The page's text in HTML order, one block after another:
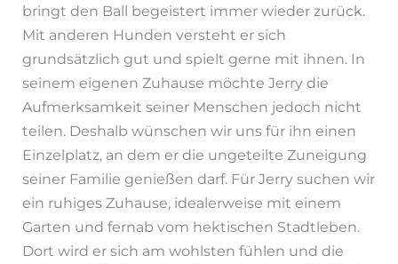
bringt den Ball begeistert immer wieder zurück.
Mit anderen Hunden versteht er sich
grundsätzlich gut und spielt gerne mit ihnen. In
seinem eigenen Zuhause möchte Jerry die
Aufmerksamkeit seiner Menschen jedoch nicht
teilen. Deshalb wünschen wir uns für ihn einen
Einzelplatz, an dem er die ungeteilte Zuneigung
seiner Familie genießen darf. Für Jerry suchen wir
ein ruhiges Zuhause, idealerweise mit einem
Garten und fernab vom hektischen Stadtleben.
Dort wird er sich am wohlsten fühlen und die